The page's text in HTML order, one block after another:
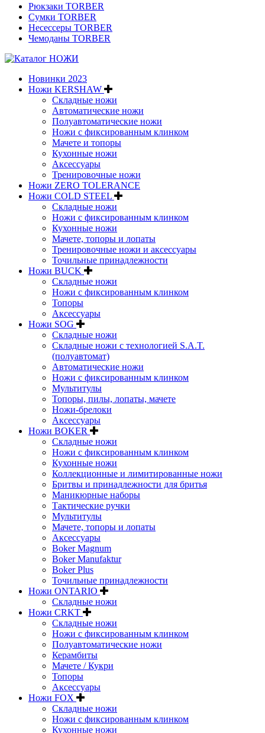
Рюкзаки TORBER
Сумки TORBER
Несессеры TORBER
Чемоданы TORBER
Новинки 2023
Ножи KERSHAW
Складные ножи
Автоматические ножи
Полуавтоматические ножи
Ножи с фиксированным клинком
Мачете и топоры
Кухонные ножи
Аксессуары
Тренировочные ножи
Ножи ZERO TOLERANCE
Ножи COLD STEEL
Складные ножи
Ножи с фиксированным клинком
Кухонные ножи
Мачете, топоры и лопаты
Тренировочные ножи и аксессуары
Точильные принадлежности
Ножи BUCK
Складные ножи
Ножи с фиксированным клинком
Топоры
Аксессуары
Ножи SOG
Складные ножи
Складные ножи с технологией S.A.T.
(полуавтомат)
Автоматические ножи
Ножи с фиксированным клинком
Мультитулы
Топоры, пилы, лопаты, мачете
Ножи-брелоки
Аксессуары
Ножи BOKER
Складные ножи
Ножи с фиксированным клинком
Кухонные ножи
Коллекционные и лимитированные ножи
Бритвы и принадлежности для бритья
Маникюрные наборы
Тактические ручки
Мультитулы
Мачете, топоры и лопаты
Аксессуары
Boker Magnum
Boker Manufaktur
Boker Plus
Точильные принадлежности
Ножи ONTARIO
Складные ножи
Ножи CRKT
Складные ножи
Ножи с фиксированным клинком
Полуавтоматические ножи
Керамбиты
Мачете / Кукри
Топоры
Аксессуары
Ножи FOX
Складные ножи
Ножи с фиксированным клинком
Кухонные ножи